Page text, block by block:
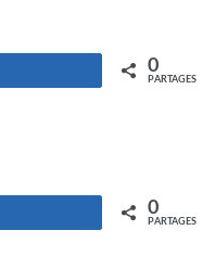
0
PARTAGES
0
PARTAGES